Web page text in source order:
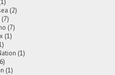
(2)
(7)
(7)
(1)
(1)
(1)